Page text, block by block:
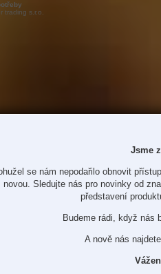
trading s.r.o.
Jsme
se nám nepodařilo obnovit
novou. Sledujte nás pro novinky od
představení
Budeme rádi, když nás
A nově nás